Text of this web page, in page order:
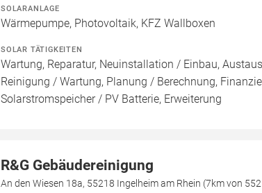
SOLARANLAGE
Wärmepumpe, Photovoltaik, KFZ Wallboxen
SOLAR TÄTIGKEITEN
Wartung, Reparatur, Neuinstallation / Einbau,
Reinigung / Wartung, Planung / Berechnung,
Solarstromspeicher / PV Batterie, Erweiterung
R&G Gebäudereinigung
An den Wiesen 18a, 55218 Ingelheim am Rhein (7km von